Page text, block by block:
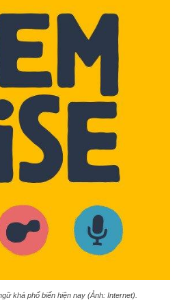
khá phổ biến hiện nay (Ảnh: Internet).